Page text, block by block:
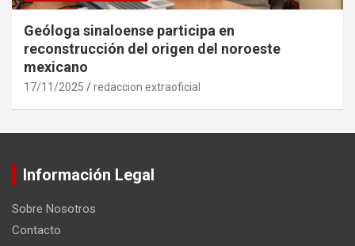
Geóloga sinaloense participa en
reconstrucción del origen del noroeste
mexicano
17/11/2025 redaccion extraoficial
Información Legal
Sobre Nosotros
Contacto